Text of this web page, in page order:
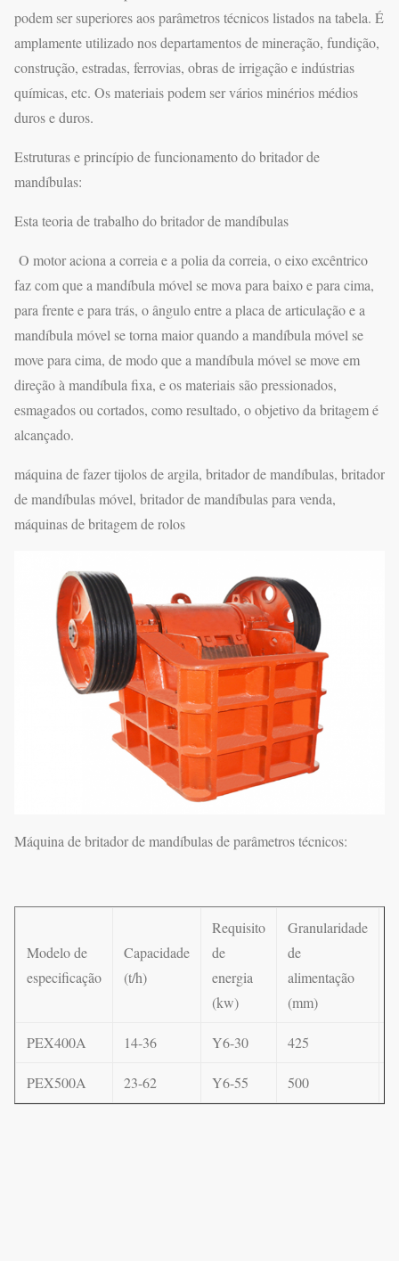
podem ser superiores aos parâmetros técnicos listados na tabela. É
amplamente utilizado nos departamentos de mineração, fundição,
construção, estradas, ferrovias, obras de irrigação e indústrias
químicas, etc. Os materiais podem ser vários minérios médios
duros e duros.
Estruturas e princípio de funcionamento do britador de
mandíbulas:
Esta teoria de trabalho do britador de mandíbulas
O motor aciona a correia e a polia da correia, o eixo excêntrico
faz com que a mandíbula móvel se mova para baixo e para cima,
para frente e para trás, o ângulo entre a placa de articulação e a
mandíbula móvel se torna maior quando a mandíbula móvel se
move para cima, de modo que a mandíbula móvel se move em
direção à mandíbula fixa, e os materiais são pressionados,
esmagados ou cortados, como resultado, o objetivo da britagem é
alcançado.
máquina de fazer tijolos de argila, britador de mandíbulas, britador
de mandíbulas móvel, britador de mandíbulas para venda,
máquinas de britagem de rolos
Máquina de britador de mandíbulas de parâmetros técnicos:
Modelo de
especificação
Capacidade
(t/h)
Requisito
de
energia
(kw)
Granularidade
de
alimentação
(mm)
PEX400A 14-36 Y6-30 425
PEX500A 23-62 Y6-55 500